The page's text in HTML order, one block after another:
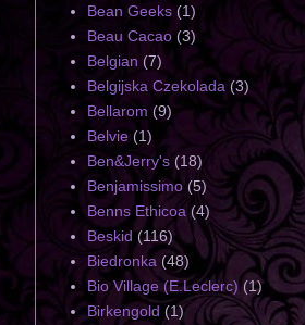
Bean Geeks (1)
Beau Cacao (3)
Belgian (7)
Belgijska Czekolada (3)
Bellarom (9)
Belvie (1)
Ben&Jerry's (18)
Benjamissimo (5)
Benns Ethicoa (4)
Beskid (116)
Biedronka (48)
Bio Village (E.Leclerc) (1)
Birkengold (1)